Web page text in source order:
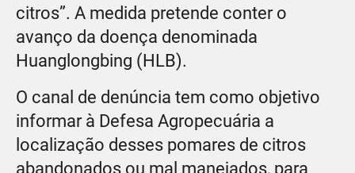
citros”. A medida pretende conter o
avanço da doença denominada
Huanglongbing (HLB).
O canal de denúncia tem como objetivo
informar à Defesa Agropecuária a
localização desses pomares de citros
abandonados ou mal manejados, para